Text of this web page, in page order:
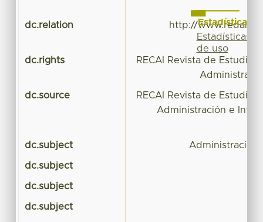
dc.relation http://
dc.rights
RECAI Revista de Estudios
dc.source
RECAI Revista de Estudios
Administración e
dc.subject Administración
dc.subject
dc.subject
dc.subject
Estadísticas
Estadísticas
de uso